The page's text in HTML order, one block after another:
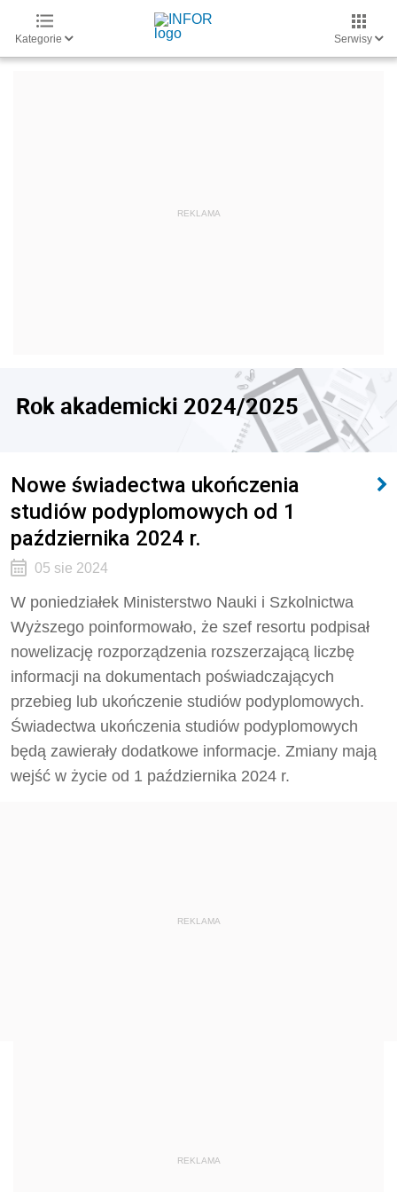
Kategorie Serwisy
Rok akademicki 2024/2025
Nowe świadectwa ukończenia
studiów podyplomowych od 1
października 2024 r.
05 sie 2024
W poniedziałek Ministerstwo Nauki i Szkolnictwa
Wyższego poinformowało, że szef resortu podpisał
nowelizację rozporządzenia rozszerzającą liczbę
informacji na dokumentach poświadczających
przebieg lub ukończenie studiów podyplomowych.
Świadectwa ukończenia studiów podyplomowych
będą zawierały dodatkowe informacje. Zmiany mają
wejść w życie od 1 października 2024 r.
REKLAMA
REKLAMA